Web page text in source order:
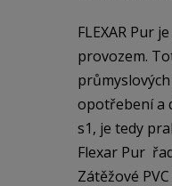
FLEXAR Pur
provozem.
opotřebení a
s1, je tedy
Flexar Pur
Zátěžové